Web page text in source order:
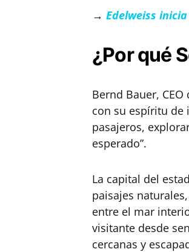
→ Edelweiss
¿Por qué
Bernd Bauer,
con su espíritu de
pasajeros,
esperado”.
La capital del
paisajes
entre el mar
visitante desde
cercanas y